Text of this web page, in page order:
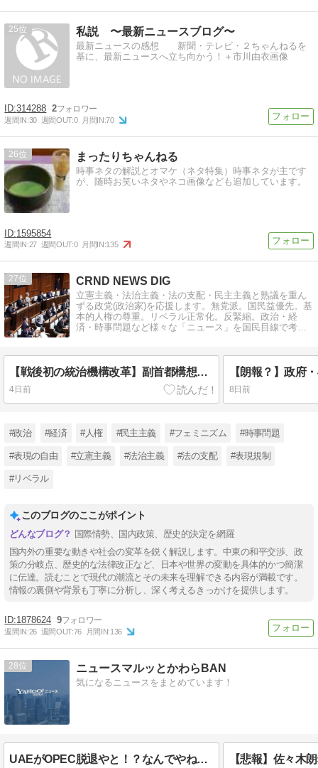
25 私説 〜最新ニュースブログ〜
最新ニュースの感想 新聞・テレビ・２ちゃんねるを
基に、最新ニュースへ立ち向かう！＋市川由衣画像
314288 2
週間IN:30 週間OUT:0 月間IN:70
26 まったりちゃんねる
時事ネタの解説とオマケ（ネタ特集）時事ネタが主です
が、随時お笑いネタやネコ画像なども追加しています。
1595854
週間IN:27 週間OUT:0 月間IN:135
27 CRND NEWS DIG
立憲主義・法治主義・法の支配・民主主義と熟議を重ん
ずる政党(政治家)を応援します。無党派。国民益優先。基
本的人権の尊重。リベラル正常化。反緊縮。政治・経
済・時事問題など様々な「ニュース」を国民目線で考え
【戦後初の統治機構改革】副首都構想関連法案「チームみらい」の「2票」で可決・成立！日本維新の会の「大阪ありき」に振り回された特別国会閉幕！吉村洋文代表は統一地方選挙と大阪都構想の住民投票の「同日実施」を表明で批判殺到！
4日前 8日前
#政治 #経済 #人権 #民主主義 #フェミニズム #時事問題
#表現の自由 #立憲主義 #法治主義 #法の支配 #表現規制
#リベラル
このブログのここがポイント
国際情勢、国内政策、歴史的決定を網羅
国内外の重要な動きや社会の変革を鋭く解説します。中東の和平交渉、政
策の分岐点、歴史的な法律改正など、日本や世界の変動を具体的かつ簡潔
に伝達。読むことで現代の潮流とその未来を理解できる内容が満載です。
情報の裏側や背景も丁寧に分析し、深く考えるきっかけを提供します。
1878624 9
週間IN:26 週間OUT:76 月間IN:136
28 ニュースマルッとかわらBAN
気になるニュースをまとめています！
UAEがOPEC脱退やと！？なんでやねんｗｗｗ原油市場大混乱やんけ！